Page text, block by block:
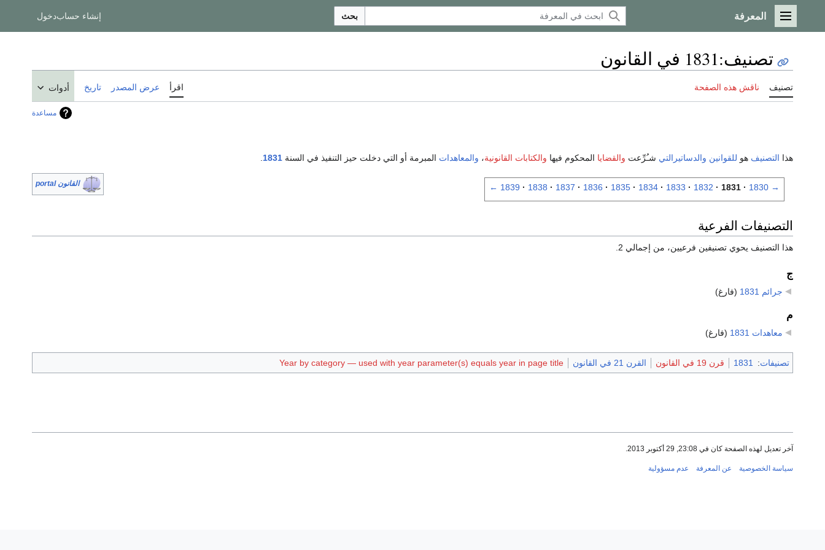
القائمة الرئيسية
المعرفة بحث إنشاء حسابدخول
تصنيف:1831 في القانون
تصنيف ناقش هذه الصفحة اقرأ عرض المصدر تاريخ أدوات
مساعدة
هذا التصنيف هو للقوانين والدساتيرالتي شـُرِّعت والقضايا المحكوم فيها والكتابات القانونية، والمعاهدات المبرمة أو التي دخلت حيز التنفيذ في السنة 1831
القانون portal →
1830
1831
1832
1833
1834
1835
1836
1837
1838
1839
←
التصنيفات الفرعية
هذا التصنيف يحوي تصنيفين فرعيين، من إجمالي 2.
ج
جرائم 1831 (فارغ)
م
معاهدات 1831 (فارغ)
تصنيفات:
1831 قرن 19 في القانون القرن 21 في القانون Year by category — used with year parameter(s) equals year in page title
آخر تعديل لهذه الصفحة كان في 23:08, 29 أكتوبر 2013.
سياسة الخصوصية عن المعرفة عدم مسؤولية